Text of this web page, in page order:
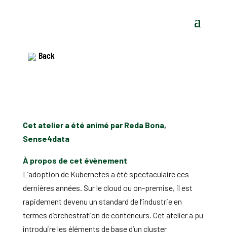
Back
Cet atelier a été animé par Reda Bona,
Sense4data
À propos de cet évènement
L’adoption de Kubernetes a été spectaculaire ces
dernières années. Sur le cloud ou on-premise, il est
rapidement devenu un standard de l’industrie en
termes d’orchestration de conteneurs. Cet atelier a pu
introduire les éléments de base d’un cluster